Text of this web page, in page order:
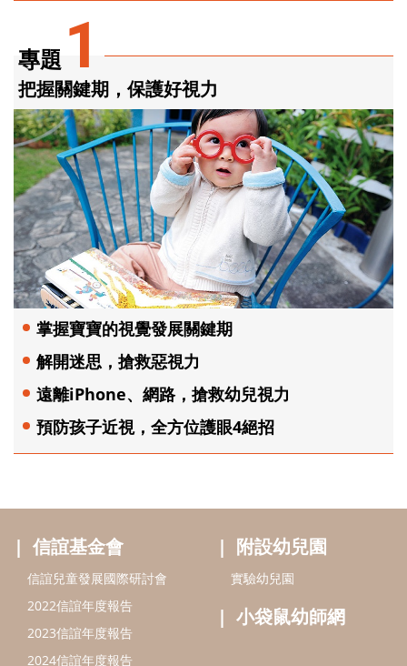
專題 1
把握關鍵期，保護好視力
掌握寶寶的視覺發展關鍵期
解開迷思，搶救惡視力
遠離iPhone、網路，搶救幼兒視力
預防孩子近視，全方位護眼4絕招
信誼基金會
信誼兒童發展國際研討會
2022信誼年度報告
2023信誼年度報告
2024信誼年度報告
附設幼兒園
實驗幼兒園
小袋鼠幼師網